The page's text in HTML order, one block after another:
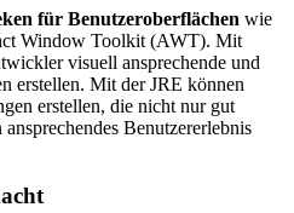
für Benutzeroberflächen wie
Window Toolkit (AWT). Mit
visuell ansprechende und
erstellen. Mit der JRE können
erstellen, die nicht nur gut
Benutzererlebnis